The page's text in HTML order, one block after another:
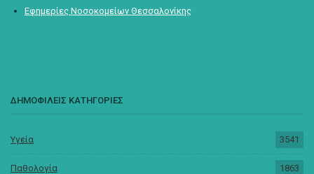
Εφημερίες Νοσοκομείων Θεσσαλονίκης
ΔΗΜΟΦΙΛΕΙΣ ΚΑΤΗΓΟΡΙΕΣ
Υγεία 3541
Παθολογία 1863